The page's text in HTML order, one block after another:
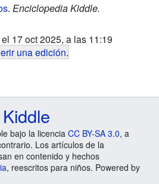
. Enciclopedia Kiddle.
17 oct 2025, a las 11:19
una edición.
bajo la licencia CC BY-SA 3.0, a
Los artículos de la
en contenido y hechos
, reescritos para niños. Powered by